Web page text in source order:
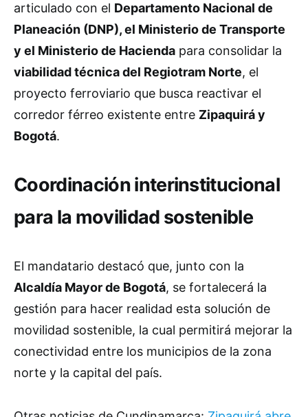
articulado con el Departamento Nacional de
Planeación (DNP), el Ministerio de Transporte
y el Ministerio de Hacienda para consolidar la
viabilidad técnica del Regiotram Norte, el
proyecto ferroviario que busca reactivar el
corredor férreo existente entre Zipaquirá y
Bogotá.
Coordinación interinstitucional
para la movilidad sostenible
El mandatario destacó que, junto con la
Alcaldía Mayor de Bogotá, se fortalecerá la
gestión para hacer realidad esta solución de
movilidad sostenible, la cual permitirá mejorar la
conectividad entre los municipios de la zona
norte y la capital del país.